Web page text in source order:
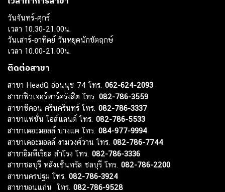
วันจันทร์-ศุกร์
เวลา 10.30-21.00น.
วันเสาร์-อาทิตย์ วันหยุดนักขัตฤกษ์
เวลา 10.00-21.00น.
ติดต่อสาขา
สาขา HeadQ อ่อนนุช 74 โทร. 062-624-2093
สาขาฟิวเจอร์พาร์ครังสิต โทร. 082-786-3559
สาขาซีคอน ศรีนครินทร์ โทร. 082-786-3337
สาขาแฟชั่น ไอส์แลนด์ โทร. 082-786-5533
สาขาเดอะมอลล์ บางแค โทร. 084-977-9994
สาขาเดอะมอลล์ งามวงศ์วาน โทร. 082-786-7744
สาขาอิมพีเรียล สำโรง โทร. 082-786-3336
สาขาชลบุรี หลังเซ็นทรัล ชลบุรี โทร. 082-786-2200
สาขานครปฐม โทร. 082-786-3924
สาขาขอนแก่น โทร. 082-786-9528